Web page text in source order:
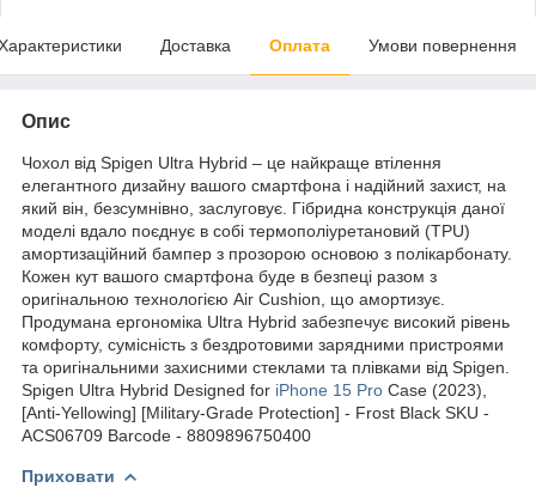
Доставка Оплата Умови повернення
Опис
Чохол від Spigen Ultra Hybrid – це найкраще втілення
елегантного дизайну вашого смартфона і надійний захист, на
який він, безсумнівно, заслуговує. Гібридна конструкція даної
моделі вдало поєднує в собі термополіуретановий (TPU)
амортизаційний бампер з прозорою основою з полікарбонату.
Кожен кут вашого смартфона буде в безпеці разом з
оригінальною технологією Air Cushion, що амортизує.
Продумана ергономіка Ultra Hybrid забезпечує високий рівень
комфорту, сумісність з бездротовими зарядними пристроями
та оригінальними захисними стеклами та плівками від Spigen.
Spigen Ultra Hybrid Designed for iPhone 15 Pro Case (2023),
[Anti-Yellowing] [Military-Grade Protection] - Frost Black SKU -
ACS06709 Barcode - 8809896750400
Приховати